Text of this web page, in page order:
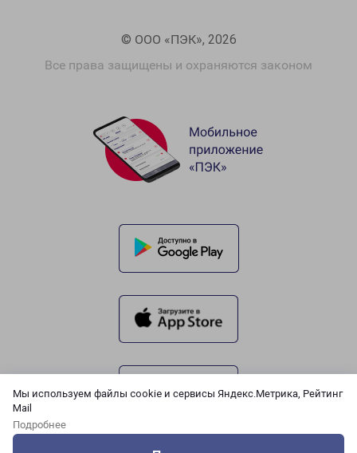
Мы используем файлы cookie и сервисы Яндекс.Метрика, Рейтинг
Mail
Подробнее
© ООО «ПЭК», 2026
Все права защищены и охраняются законом